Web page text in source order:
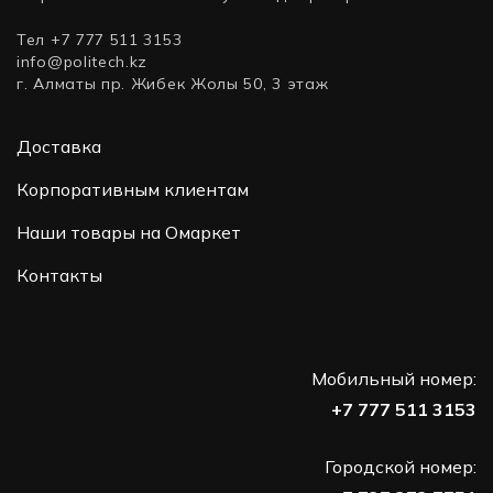
Тел +7 777 511 3153
info@politech.kz
г. Алматы пр. Жибек Жолы 50, 3 этаж
Доставка
Корпоративным клиентам
Наши товары на Омаркет
Контакты
Мобильный номер:
+7 777 511 3153
Городской номер: